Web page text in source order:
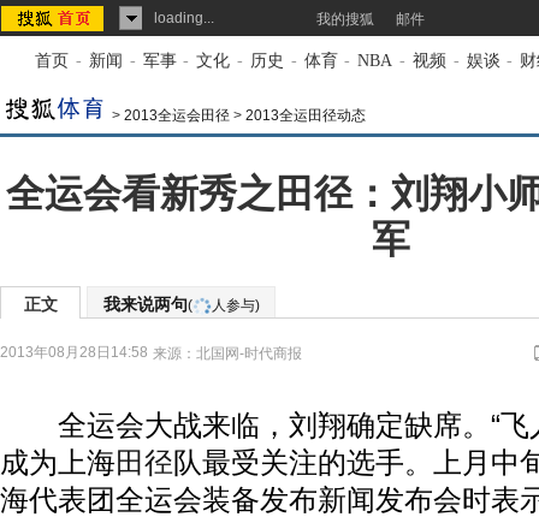
loading... 我的搜狐 邮件
首页 - 新闻 - 军事 - 文化 - 历史 - 体育 - NBA - 视频 - 娱谈 -
> 2013全运会田径 > 2013全运田径动态
全运会看新秀之田径：刘翔小
军
正文 我来说两句( 人参与)
2013年08月28日14:58 来源： 北国网-时代商报
全运会大战来临，刘翔确定缺席。“飞
成为上海田径队最受关注的选手。上月中
海代表团全运会装备发布新闻发布会时表